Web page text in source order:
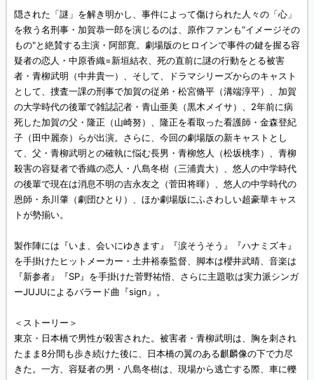
隠された「謎」を解き明かし、事件によって傷けられた人々の「心」
を救う名刑事・加賀恭一郎を演じるのは、原作ファンも“イメージその
もの"と絶賛する主演・阿部寛。劇場版のヒロインで事件の鍵を握る容
疑者の恋人・中原香織=新垣結衣、死の直前に謎の行動をとる被害
者・青柳武明（中井貴一）、そして、ドラマシリーズからのキャスト
として、捜査一課の刑事で加賀の従弟・松宮脩平（溝端淳平）、加賀
の大学時代の後輩で雑誌記者・青山亜美（黒木メイサ）、2年前に病
死した加賀の父・隆正（山崎努）、隆正を看取った看護師・金森登紀
子（田中麗奈）らが出演。さらに、今回の劇場版の新キャストとし
て、父・青柳武明との確執に悩む長男・青柳悠人（松坂桃李）、青柳
殺害の容疑者で香織の恋人・八島冬樹（三浦貴大）、悠人の中学時代
の後輩で現在は消息不明の吉永友之（菅田将暉）、悠人の中学時代の
恩師・糸川肇（劇団ひとり）、ほか劇場版にふさわしい超豪華キャス
トが勢揃い。
製作陣には『いま、会いにゆきます』『涙そうそう』『ハナミズキ』
を手掛けたヒットメーカー・土井裕泰監督、脚本は櫻井武晴、音楽は
『新参者』『SP』を手掛けた菅野祐悟、さらに主題歌は実力派シンガ
ーJUJUによるバラード曲『sign』。
＜ストーリー＞
東京・日本橋で男性が殺害された。被害者・青柳武明は、胸を刺され
たまま8分間も歩き続けた後に、日本橋の翼のある麒麟像の下で力尽
きた。一方、容疑者の男・八島冬樹は、現場から逃亡する際、車に轢